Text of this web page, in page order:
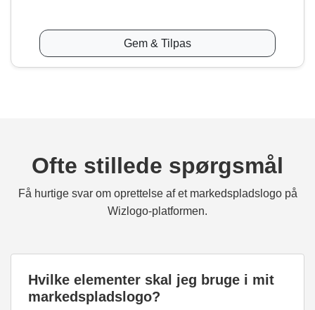
Gem & Tilpas
Ofte stillede spørgsmål
Få hurtige svar om oprettelse af et markedspladslogo på
Wizlogo-platformen.
Hvilke elementer skal jeg bruge i mit
markedspladslogo?